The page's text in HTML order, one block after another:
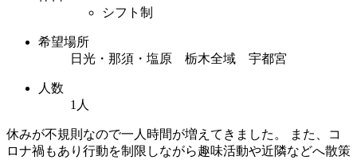
シフト制
希望場所
日光・那須・塩原 栃木全域 宇都宮
人数
1人
休みが不規則なので一人時間が増えてきました。 また、コ
ロナ禍もあり行動を制限しながら趣味活動や近隣などへ散策